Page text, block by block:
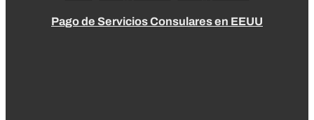
Pago de Servicios Consulares en EEUU